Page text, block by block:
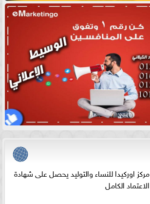
مركز اوركيدا للنساء والتوليد يحصل على شهادة
الاعتماد الكامل